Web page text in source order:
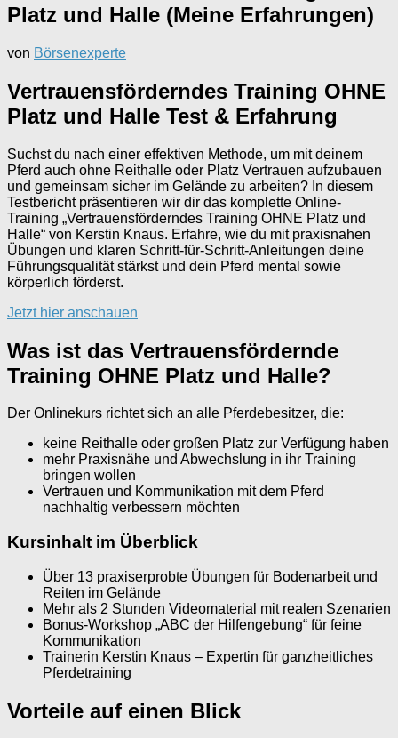
Platz und Halle (Meine Erfahrungen)
von Börsenexperte
Vertrauensförderndes Training OHNE
Platz und Halle Test & Erfahrung
Suchst du nach einer effektiven Methode, um mit deinem
Pferd auch ohne Reithalle oder Platz Vertrauen aufzubauen
und gemeinsam sicher im Gelände zu arbeiten? In diesem
Testbericht präsentieren wir dir das komplette Online-
Training „Vertrauensförderndes Training OHNE Platz und
Halle“ von Kerstin Knaus. Erfahre, wie du mit praxisnahen
Übungen und klaren Schritt-für-Schritt-Anleitungen deine
Führungsqualität stärkst und dein Pferd mental sowie
körperlich förderst.
Jetzt hier anschauen
Was ist das Vertrauensfördernde
Training OHNE Platz und Halle?
Der Onlinekurs richtet sich an alle Pferdebesitzer, die:
keine Reithalle oder großen Platz zur Verfügung haben
mehr Praxisnähe und Abwechslung in ihr Training
bringen wollen
Vertrauen und Kommunikation mit dem Pferd
nachhaltig verbessern möchten
Kursinhalt im Überblick
Über 13 praxiserprobte Übungen für Bodenarbeit und
Reiten im Gelände
Mehr als 2 Stunden Videomaterial mit realen Szenarien
Bonus-Workshop „ABC der Hilfengebung“ für feine
Kommunikation
Trainerin Kerstin Knaus – Expertin für ganzheitliches
Pferdetraining
Vorteile auf einen Blick